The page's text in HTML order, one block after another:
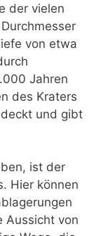
der vielen
von etwa
Jahren
des Kraters
und gibt
ist der
Hier können
Aussicht von